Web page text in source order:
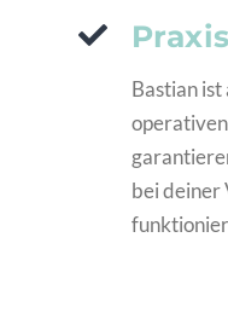
Bastian ist
bei deiner